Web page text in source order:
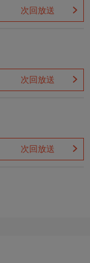
次回放送
次回放送
次回放送